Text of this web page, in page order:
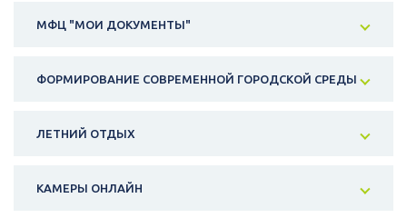
МФЦ "МОИ ДОКУМЕНТЫ"
ФОРМИРОВАНИЕ СОВРЕМЕННОЙ ГОРОДСКОЙ СРЕДЫ
ЛЕТНИЙ ОТДЫХ
КАМЕРЫ ОНЛАЙН